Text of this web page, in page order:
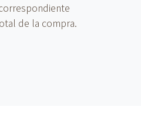
de la compra.